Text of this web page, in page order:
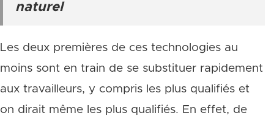
naturel
Les deux premières de ces technologies au
moins sont en train de se substituer rapidement
aux travailleurs, y compris les plus qualifiés et
on dirait même les plus qualifiés. En effet, de